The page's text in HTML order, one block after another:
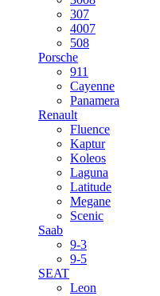
307
4007
508
Porsche
911
Cayenne
Panamera
Renault
Fluence
Kaptur
Koleos
Laguna
Latitude
Megane
Scenic
Saab
9-3
9-5
SEAT
Leon